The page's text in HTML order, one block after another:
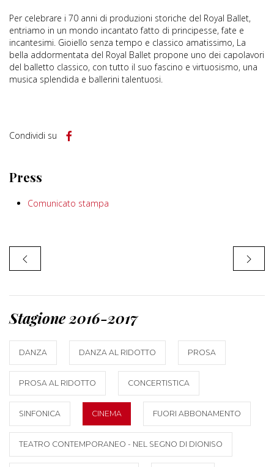
Per celebrare i 70 anni di produzioni storiche del Royal Ballet,
entriamo in un mondo incantato fatto di principesse, fate e
incantesimi. Gioiello senza tempo e classico amatissimo, La
bella addormentata del Royal Ballet propone uno dei capolavori
del balletto classico, con tutto il suo fascino e virtuosismo, una
musica splendida e ballerini talentuosi.
Condividi su
Press
Comunicato stampa
Stagione 2016-2017
DANZA DANZA AL RIDOTTO PROSA
PROSA AL RIDOTTO CONCERTISTICA
SINFONICA CINEMA FUORI ABBONAMENTO
TEATRO CONTEMPORANEO - NEL SEGNO DI DIONISO